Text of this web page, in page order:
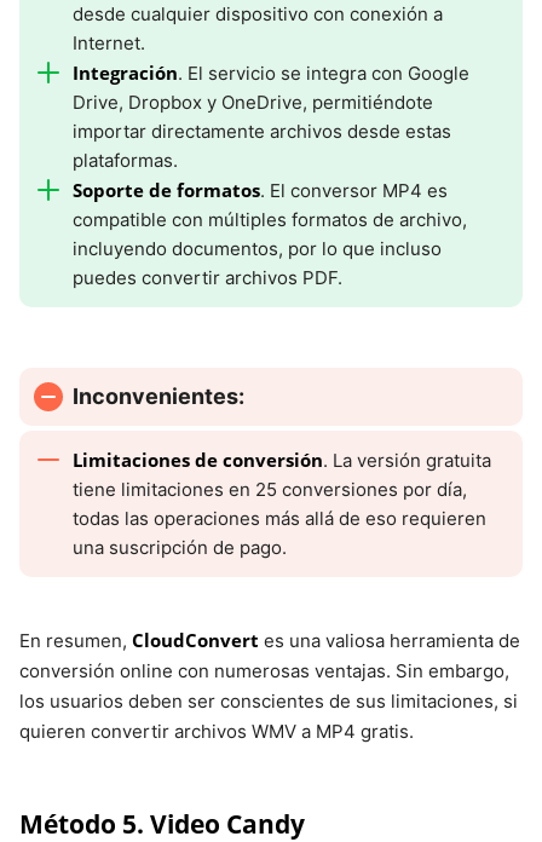
desde cualquier dispositivo con conexión a
Internet.
Integración. El servicio se integra con Google
Drive, Dropbox y OneDrive, permitiéndote
importar directamente archivos desde estas
plataformas.
Soporte de formatos. El conversor MP4 es
compatible con múltiples formatos de archivo,
incluyendo documentos, por lo que incluso
puedes convertir archivos PDF.
Inconvenientes:
Limitaciones de conversión. La versión gratuita
tiene limitaciones en 25 conversiones por día,
todas las operaciones más allá de eso requieren
una suscripción de pago.
En resumen, CloudConvert es una valiosa herramienta de
conversión online con numerosas ventajas. Sin embargo,
los usuarios deben ser conscientes de sus limitaciones, si
quieren convertir archivos WMV a MP4 gratis.
Método 5. Video Candy